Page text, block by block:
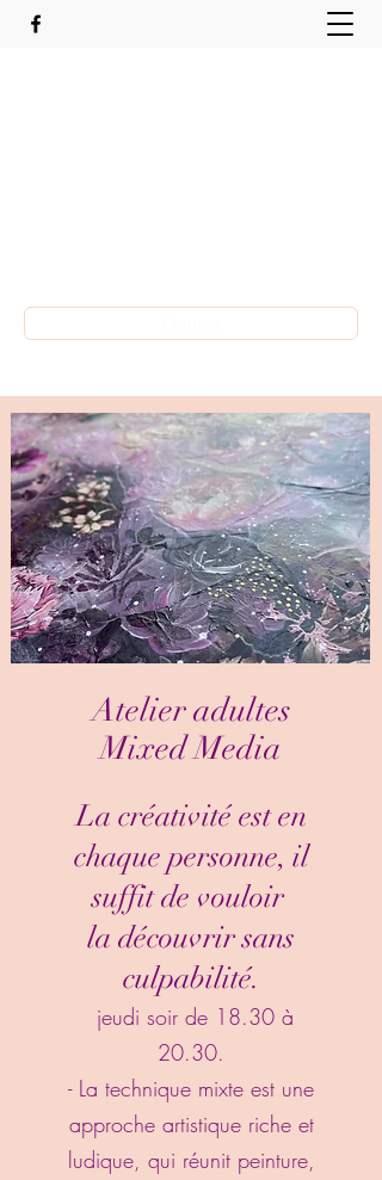
Atelier adultes
Mixed Media
La créativité est en
chaque personne, il
suffit de vouloir
la découvrir sans
culpabilité.
jeudi soir de 18.30 à
20.30.
- La technique mixte est une
approche artistique riche et
ludique, qui réunit peinture,